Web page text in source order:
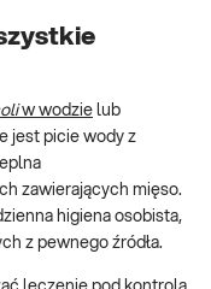
w wodzie lub
jest picie wody z
zawierających mięso.
higiena osobista,
z pewnego źródła.